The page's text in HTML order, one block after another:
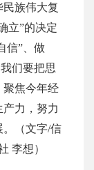
族伟大复
立”的决定
信”、做
们要把思
聚焦今年经
力，努力
。（文字/信
李想）